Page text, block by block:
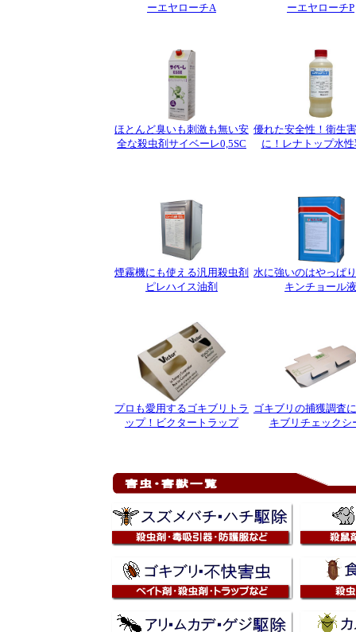
ーエヤローチA
ーエヤローチP
ほとんど臭いも刺激も無い安
全な殺虫剤サイベーレ0,5SC
優れた安全性！衛生
に！レナトップ水
煙霧機にも使える汎用殺虫剤
ピレハイス油剤
水に強いのはやっぱ
キンチョール液
プロも愛用するゴキブリトラ
ップ！ビクタートラップ
ゴキブリの捕獲調査
キブリチェックシ